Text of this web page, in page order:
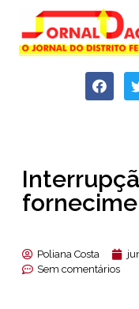
Poliana Costa
Sem comentários